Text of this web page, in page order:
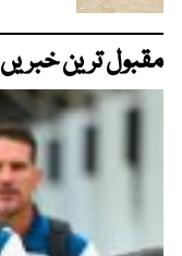
مقبول ترین خبریں